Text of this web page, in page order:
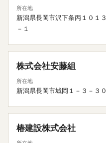
所在地
新潟県長岡市沢下条丙１０１３
－１
株式会社安藤組
所在地
新潟県長岡市城岡１－３－３０
椿建設株式会社